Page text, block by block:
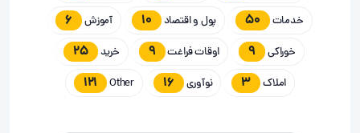
خدمات 50 پول و اقتصاد 10 آموزش 6
خوراکی 9 اوقات فراغت 9 خرید 25
املاک 3 نوآوری 16
Other
121